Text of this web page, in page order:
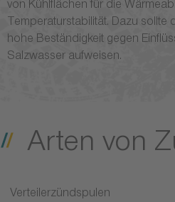
von Kühlflächen für die
Temperaturstabilität. Dazu
hohe Beständigkeit gegen
Salzwasser aufweisen.
Arten von
Verteilerzündspulen